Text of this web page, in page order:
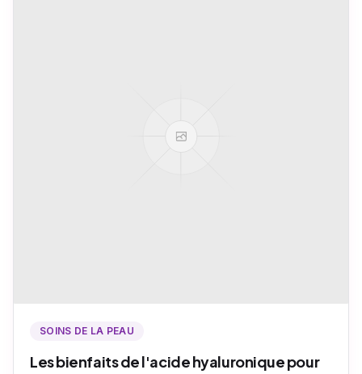
SOINS DE LA PEAU
Les bienfaits de l'acide hyaluronique pour